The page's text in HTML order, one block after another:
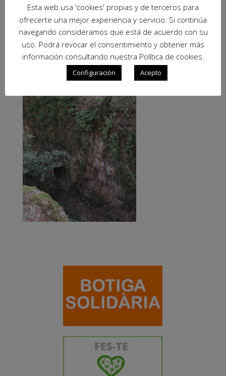
Esta web usa 'cookies' propias y de terceros para
ofrecerte una mejor experiencia y servicio. Si continúa
navegando consideramos que está de acuerdo con su
uso. Podrá revocar el consentimiento y obtener más
información consultando nuestra Política de cookies.
Configuración Acepto